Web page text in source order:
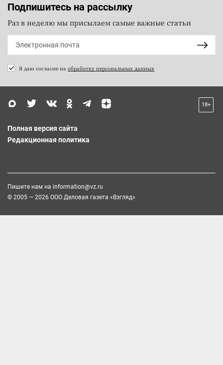
Подпишитесь на рассылку
Раз в неделю мы присылаем самые важные статьи
Я даю согласие на обработку персональных данных
18+
Полная версия сайта
Редакционная политика
Пишите нам на information@vz.ru
© 2005 — 2026 ООО Деловая газета «Взгляд»